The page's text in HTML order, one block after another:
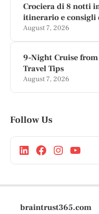
Crociera di 8 notti
itinerario e consigli
August 7, 2026
9-Night Cruise
Travel Tips
August 7, 2026
Follow Us
braintrust365.com